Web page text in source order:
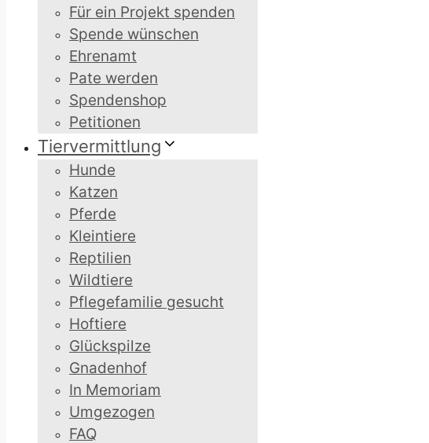
Für ein Projekt spenden
Spende wünschen
Ehrenamt
Pate werden
Spendenshop
Petitionen
Tiervermittlung
Hunde
Katzen
Pferde
Kleintiere
Reptilien
Wildtiere
Pflegefamilie gesucht
Hoftiere
Glückspilze
Gnadenhof
In Memoriam
Umgezogen
FAQ